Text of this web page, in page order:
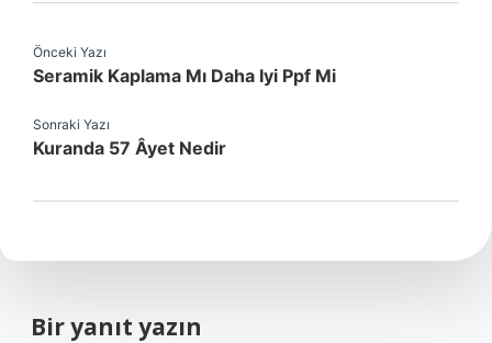
Önceki Yazı
Seramik Kaplama Mı Daha Iyi Ppf Mi
Sonraki Yazı
Kuranda 57 Âyet Nedir
Bir yanıt yazın